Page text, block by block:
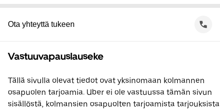
Ota yhteyttä tukeen
Vastuuvapauslauseke
Tällä sivulla olevat tiedot ovat yksinomaan kolmannen
osapuolen tarjoamia. Uber ei ole vastuussa tämän sivun
sisällöstä, kolmansien osapuolten tarjoamista tarjouksista